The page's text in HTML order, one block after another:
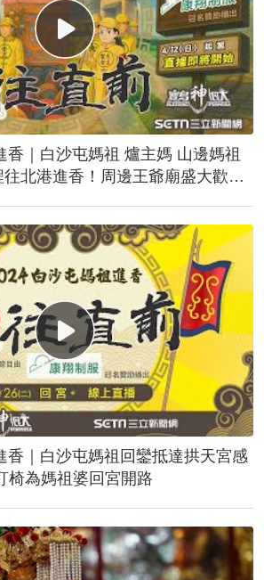
香｜白沙屯媽祖 爐主媽 山邊媽祖
北港進香！周邊王爺廟盛大歡
香｜白沙屯媽祖回鑾抵達拱天宮感
椅為媽祖婆回宮開路